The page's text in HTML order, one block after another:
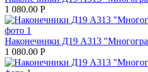
1 080.00 Р
Наконечники Д19 А313
1 080.00 Р